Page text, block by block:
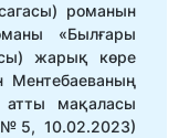
романын
«Былғары
жарық көре
Ментебаеваның
мақаласы
10.02.2023)